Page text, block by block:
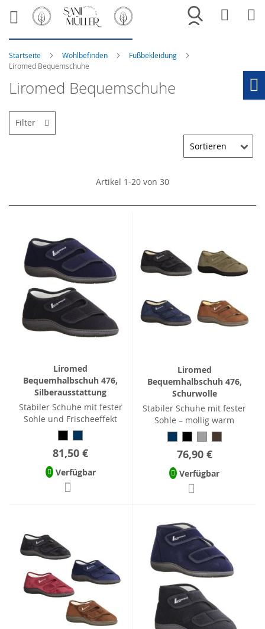
Merkliste
Startseite Wohlbefinden
Fußbekleidung
Liromed Bequemschuhe
Liromed Bequemschuhe
Artikel 1-20 von 30
Liromed
Bequemhalbschuh 476,
Silberausstattung
Stabiler Schuhe mit fester
Sohle und Frischeeffekt
81,50 €
Verfügbar
Liromed
Bequemhalbschuh 476,
Schurwolle
Stabiler Schuhe mit fester
Sohle – mollig warm
76,90 €
Verfügbar
Filter